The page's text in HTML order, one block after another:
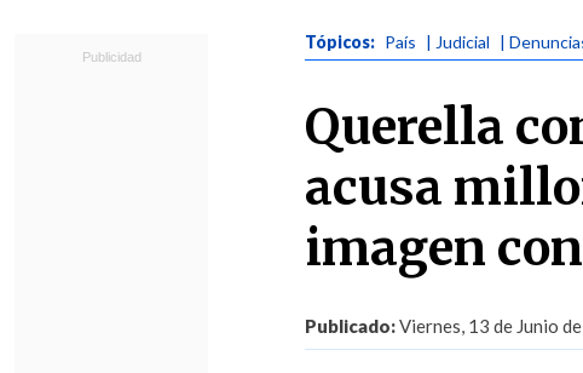
Tópicos: País | Judicial |
Querella
acusa
imagen
Publicado:Viernes, 13 de Junio